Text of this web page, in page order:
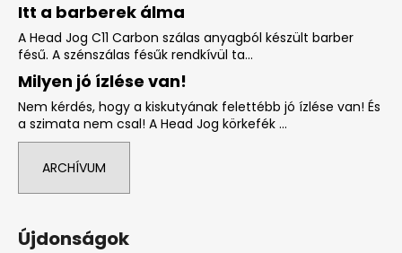
Itt a barberek álma
A Head Jog C11 Carbon szálas anyagból készült barber
fésű. A szénszálas fésűk rendkívül ta...
Milyen jó ízlése van!
Nem kérdés, hogy a kiskutyának felettébb jó ízlése van! És
a szimata nem csal! A Head Jog körkefék ...
ARCHÍVUM
Újdonságok